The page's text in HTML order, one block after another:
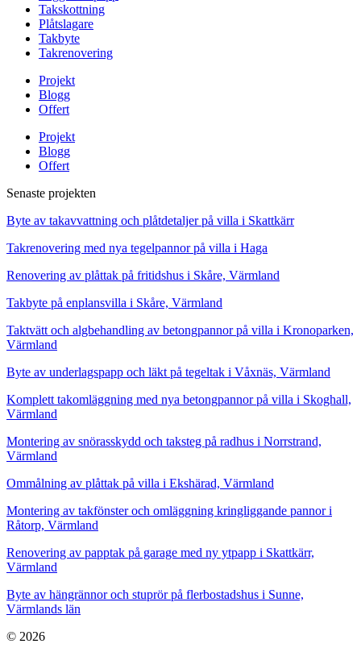
Takskottning
Plåtslagare
Takbyte
Takrenovering
Projekt
Blogg
Offert
Projekt
Blogg
Offert
Senaste projekten
Byte av takavvattning och plåtdetaljer på villa i Skattkärr
Takrenovering med nya tegelpannor på villa i Haga
Renovering av plåttak på fritidshus i Skåre, Värmland
Takbyte på enplansvilla i Skåre, Värmland
Taktvätt och algbehandling av betongpannor på villa i Kronoparken,
Värmland
Byte av underlagspapp och läkt på tegeltak i Våxnäs, Värmland
Komplett takomläggning med nya betongpannor på villa i Skoghall,
Värmland
Montering av snörasskydd och taksteg på radhus i Norrstrand,
Värmland
Ommålning av plåttak på villa i Ekshärad, Värmland
Montering av takfönster och omläggning kringliggande pannor i
Råtorp, Värmland
Renovering av papptak på garage med ny ytpapp i Skattkärr,
Värmland
Byte av hängrännor och stuprör på flerbostadshus i Sunne,
Värmlands län
© 2026